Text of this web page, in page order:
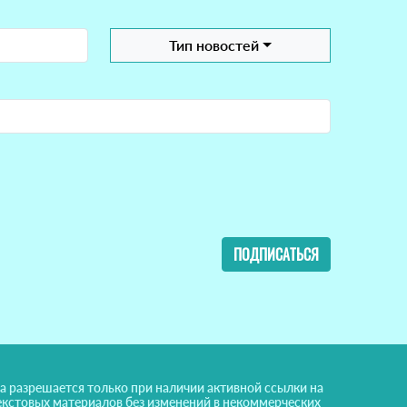
Тип новостей
ПОДПИСАТЬСЯ
разрешается только при наличии активной ссылки на
материалов без изменений в некоммерческих